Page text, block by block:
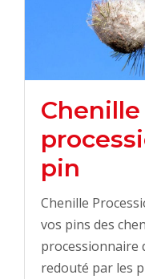
Chenille
pin
Chenille
vos pins des
processionnaire
redouté par les